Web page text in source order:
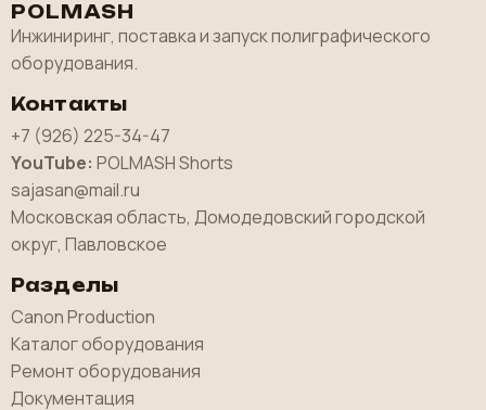
POLMASH
Инжиниринг, поставка и запуск полиграфического
оборудования.
Контакты
+7 (926) 225-34-47
YouTube: POLMASH Shorts
sajasan@mail.ru
Московская область, Домодедовский городской
округ, Павловское
Разделы
Canon Production
Каталог оборудования
Ремонт оборудования
Документация